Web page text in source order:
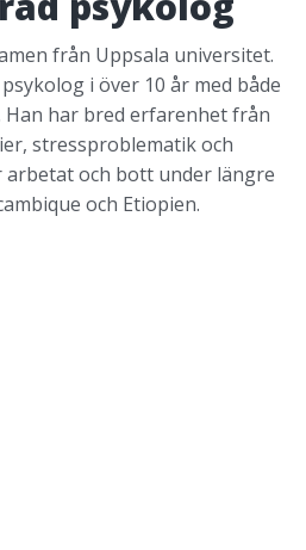
från Uppsala universitet.
i över 10 år med både
Han har bred erfarenhet från
stressproblematik och
och bott under längre
och Etiopien.